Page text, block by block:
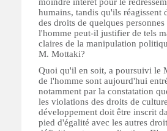
humains, tandis qu'ils réagissent
des droits de quelques
l'homme peut-il justifier de tels
claires de la manipulation
M. Mottaki?
Quoi qu'il en soit, a poursuivi le
de l'homme sont aujourd'hui
notamment par la constatation
les violations des droits de
développement doit être inscrit
pied d'égalité avec les autres